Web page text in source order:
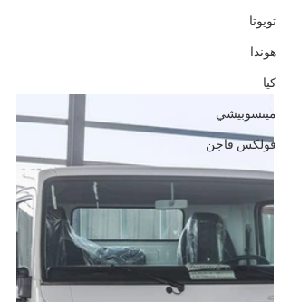
تويوتا
هوندا
كيا
ميتسوبيشي
فولكس فاجن